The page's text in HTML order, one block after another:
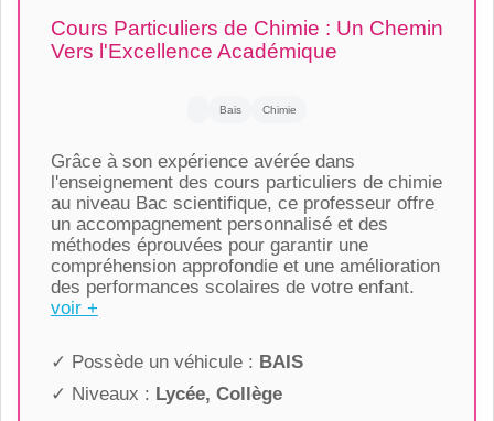
Cours Particuliers de Chimie : Un Chemin
Vers l'Excellence Académique
Bais Chimie
Grâce à son expérience avérée dans
l'enseignement des cours particuliers de chimie
au niveau Bac scientifique, ce professeur offre
un accompagnement personnalisé et des
méthodes éprouvées pour garantir une
compréhension approfondie et une amélioration
des performances scolaires de votre enfant.
voir +
✓ Possède un véhicule : BAIS
✓ Niveaux : Lycée, Collège